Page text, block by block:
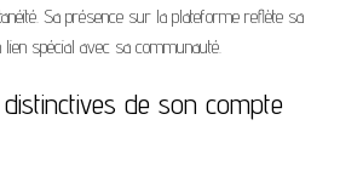
Sa présence sur la plateforme reflète sa
spécial avec sa communauté.
de son compte